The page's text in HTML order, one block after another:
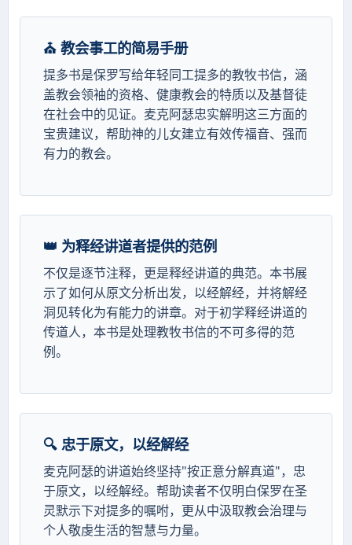
⛪ 教会事工的简易手册
提多书是保罗写给年轻同工提多的教牧书信，涵
盖教会领袖的资格、健康教会的特质以及基督徒
在社会中的见证。麦克阿瑟忠实解明这三方面的
宝贵建议，帮助神的儿女建立有效传福音、强而
有力的教会。
👑 为释经讲道者提供的范例
不仅是逐节注释，更是释经讲道的典范。本书展
示了如何从原文分析出发，以经解经，并将解经
洞见转化为有能力的讲章。对于初学释经讲道的
传道人，本书是处理教牧书信的不可多得的范
例。
🔍 忠于原文，以经解经
麦克阿瑟的讲道始终坚持"按正意分解真道"，忠
于原文，以经解经。帮助读者不仅明白保罗在圣
灵默示下对提多的嘱咐，更从中汲取教会治理与
个人敬虔生活的智慧与力量。